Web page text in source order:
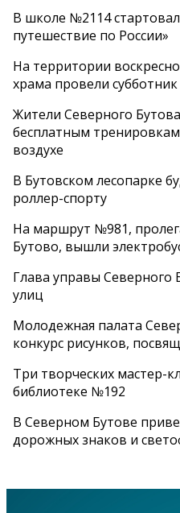
В школе №2114
путешествие по России»
На территории
храма провели субботник
Жители Северного
бесплатным
воздухе
В Бутовском лесопарке
роллер-спорту
На маршрут №981,
Бутово, вышли
Глава управы Северного
улиц
Молодежная палата
конкурс рисунков,
Три творческих мастер-
библиотеке №192
В Северном Бутове
дорожных знаков и